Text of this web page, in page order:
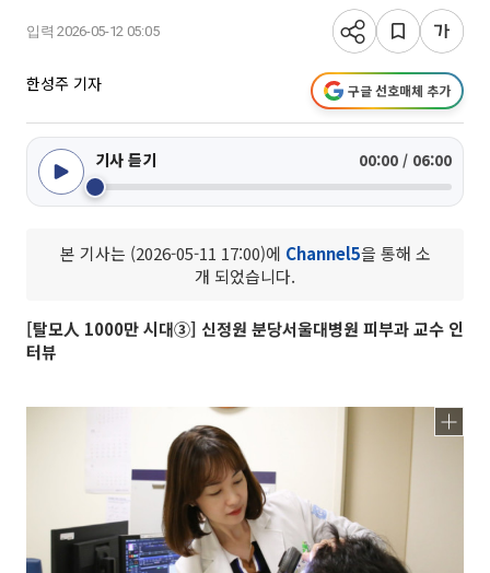
입력 2026-05-12 05:05
한성주 기자 구글 선호매체 추가
기사 듣기 00:00 / 06:00
본 기사는 (2026-05-11 17:00)에 Channel5을 통해 소
개 되었습니다.
[탈모人 1000만 시대③] 신정원 분당서울대병원 피부과 교수 인
터뷰